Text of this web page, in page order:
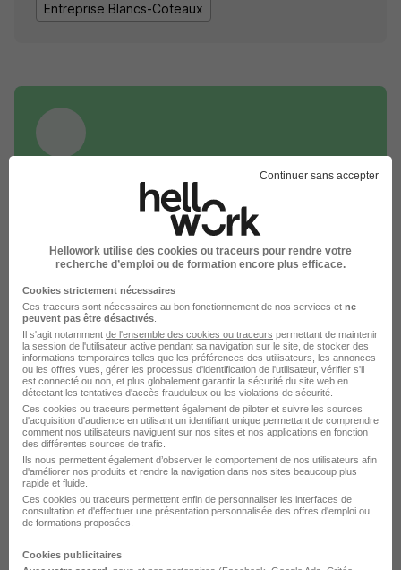
Entreprise Blancs-Coteaux
DÉPOSEZ VOTRE CV
Rendez votre CV accessible à l’ensemble des
recruteurs de la CVthèque Hellowork.
Rendre mon CV visible
Start People recrute autour de Blancs-
Coteaux
Start People Athis
Start People Aulnay-l'Aître
Start People Châlons-en-Champagne
Start People Reims
Continuer sans accepter
Hellowork utilise des cookies ou traceurs pour rendre votre
recherche d’emploi ou de formation encore plus efficace.
Cookies strictement nécessaires
Ces traceurs sont nécessaires au bon fonctionnement de nos services et ne
peuvent pas être désactivés
Il s'agit notamment de l'ensemble des cookies ou traceurs permettant de maintenir
la session de l'utilisateur active pendant sa navigation sur le site, de stocker des
informations temporaires telles que les préférences des utilisateurs, les annonces
ou les offres vues, gérer les processus d'identification de l'utilisateur, vérifier s'il
est connecté ou non, et plus globalement garantir la sécurité du site web en
détectant les tentatives d'accès frauduleux ou les violations de sécurité.
Ces cookies ou traceurs permettent également de piloter et suivre les sources
d'acquisition d'audience en utilisant un identifiant unique permettant de comprendre
comment nos utilisateurs naviguent sur nos sites et nos applications en fonction
des différentes sources de trafic.
Ils nous permettent également d’observer le comportement de nos utilisateurs afin
d'améliorer nos produits et rendre la navigation dans nos sites beaucoup plus
rapide et fluide.
Ces cookies ou traceurs permettent enfin de personnaliser les interfaces de
consultation et d'effectuer une présentation personnalisée des offres d'emploi ou
de formations proposées.
Cookies publicitaires